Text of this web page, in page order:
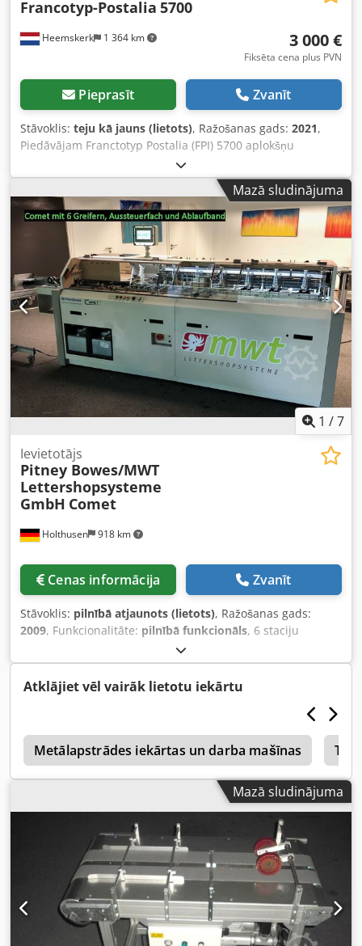
Heemskerk 1 364 km
Francotyp-Postalia 5700
3 000 €
Fiksēta cena plus PVN
Pieprasīt Zvanīt
Stāvoklis: teju kā jauns (lietots), Ražošanas gads: 2021,
Piedāvājam Franctotyp Postalia (FPI) 5700 aplokšņu
ielikšanas iekārtu. Aprīkota ar 2 padevējiem, kur paplātes
var mainīt starp bukletu vai dokumentu ielikšanu. Katra
padevēja var savākt vairākas lapas/dokumentus un salocīt
ligzdoti... DL un C5 aploksnēs. Beigās ir kārba ar trepju
uzkrājēju apstrādātajām aploksnēm. Ražošanas gads:
2021. Skaitītāja rādījums tikai 101 387 – kā jauna! Crodpfx
Aey U I Tzsc Ijf
Mazā sludinājuma
1 /7
Holthusen 918 km
Ievietotājs
Pitney Bowes/MWT
Lettershopsysteme
GmbH Comet
Cenas informācija Zvanīt
Stāvoklis: pilnībā atjaunots (lietots), Ražošanas gads:
2009, Funkcionalitāte: pilnībā funkcionāls, 6 staciju
tvērējlīnijas mašīna, renovācija 2026. gadā Pilnīgi jauna
PLC vadības sistēma (nav Pitney vadība) Vadība ar krāsu
skārienpaneli Elektroniska tvērēju kontrole Programmu var
jebkurā laikā paplašināt un pielāgot klienta vajadzībām
Csdpfxedyk Sdo Ac Iorf Rullīšu izmešana un apgriezējs ar
programmējamu šķirošanas nodalījumu 1 gada garantija
Atklājiet vēl vairāk lietotu iekārtu
Metālapstrādes iekārtas un darba mašīnas
Mazā sludinājuma